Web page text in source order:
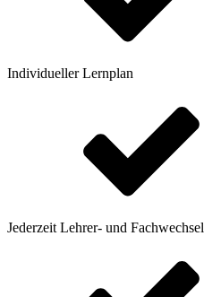
Individueller Lernplan
Jederzeit Lehrer- und Fachwechsel